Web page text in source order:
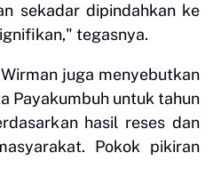
sekadar dipindahkan ke
tegasnya.
juga menyebutkan
Payakumbuh untuk tahun
hasil reses dan
Pokok pikiran